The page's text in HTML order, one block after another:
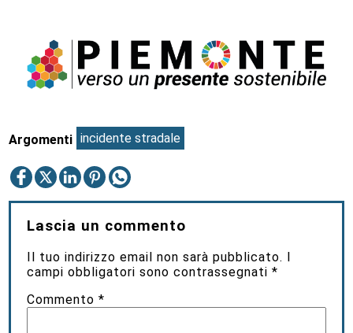
Argomenti incidente stradale
Lascia un commento
Il tuo indirizzo email non sarà pubblicato. I
campi obbligatori sono contrassegnati*
Commento*